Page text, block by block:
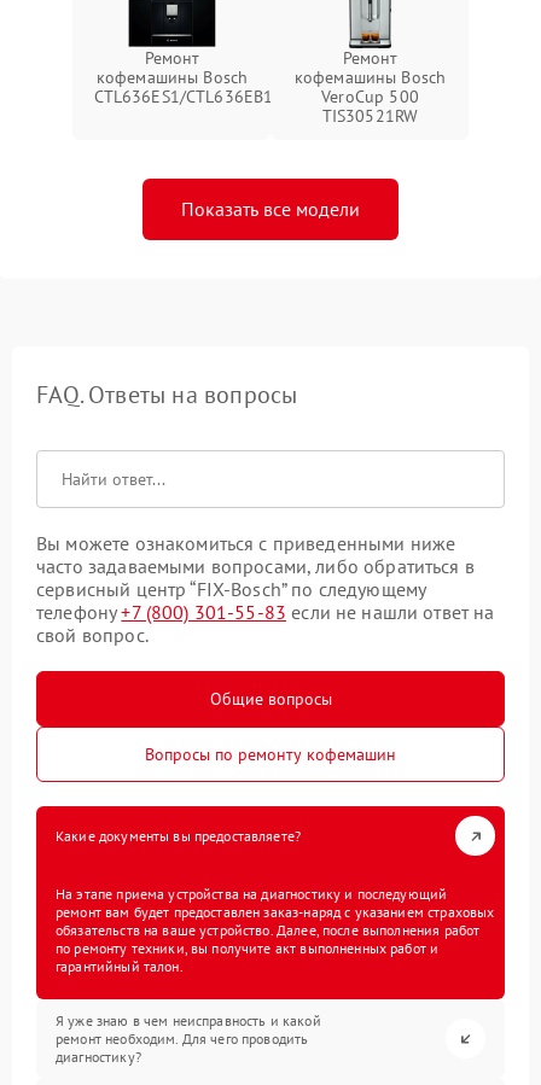
Ремонт
кофемашины Bosch
CTL636ES1/CTL636EB1
Ремонт
кофемашины Bosch
VeroCup 500
TIS30521RW
Показать все модели
FAQ. Ответы на вопросы
Вы можете ознакомиться с приведенными ниже
часто задаваемыми вопросами, либо обратиться в
сервисный центр “FIX-Bosch” по следующему
телефону+7 (800) 301-55-83 если не нашли ответ на
свой вопрос.
Общие вопросы
Вопросы по ремонту кофемашин
Какие документы вы предоставляете?
На этапе приема устройства на диагностику и последующий
ремонт вам будет предоставлен заказ-наряд с указанием страховых
обязательств на ваше устройство. Далее, после выполнения работ
по ремонту техники, вы получите акт выполненных работ и
гарантийный талон.
Я уже знаю в чем неисправность и какой
ремонт необходим. Для чего проводить
диагностику?